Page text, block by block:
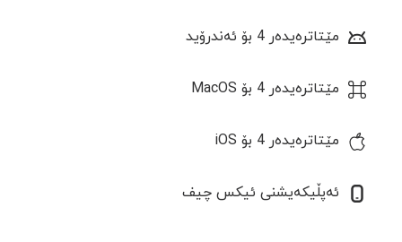
مێتاترەیدەر 4 بۆ ئەندرۆید
مێتاترەیدەر 4 بۆ MacOS
مێتاترەیدەر 4 بۆ iOS
ئەپڵیکەیشنی ئیکس چیف